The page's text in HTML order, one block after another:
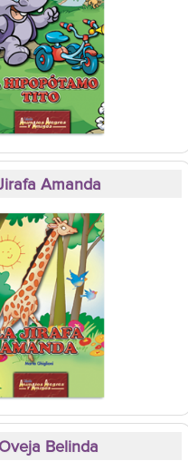
Amanda
Belinda